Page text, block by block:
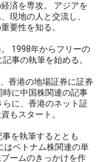
済を専攻。 アジアを
現地の人と交流し、
要性を知る。
1998年からフリーの
事の執筆を始める。
香港の地場証券に証券
に中国株関連の記事
に、香港のネット証
もスタート。
を執筆するととも
はベトナム株関連の単
ームのきっかけを作